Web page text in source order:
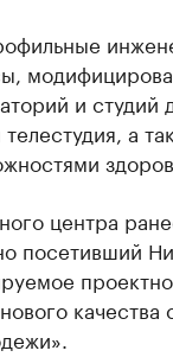
и студий
а
центра
посетивший
качества